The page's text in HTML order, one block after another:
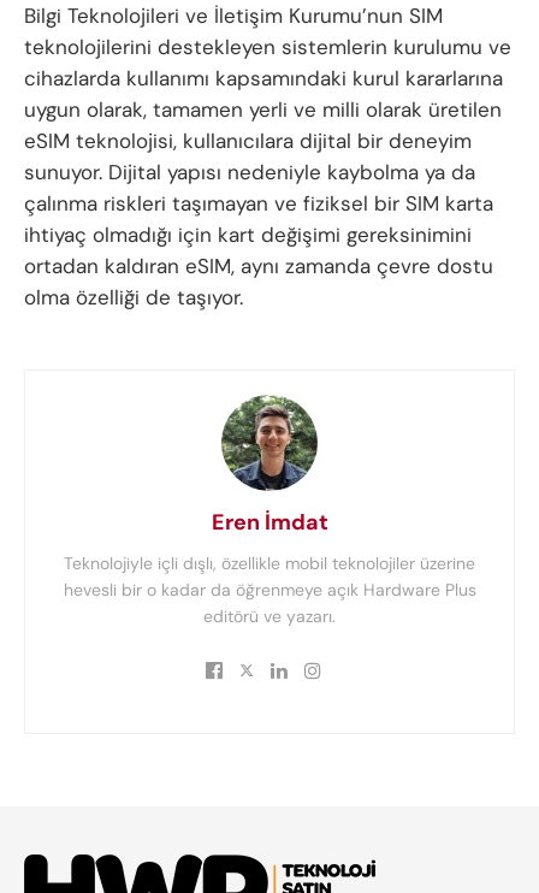
Bilgi Teknolojileri ve İletişim Kurumu’nun SIM
teknolojilerini destekleyen sistemlerin kurulumu ve
cihazlarda kullanımı kapsamındaki kurul kararlarına
uygun olarak, tamamen yerli ve milli olarak üretilen
eSIM teknolojisi, kullanıcılara dijital bir deneyim
sunuyor. Dijital yapısı nedeniyle kaybolma ya da
çalınma riskleri taşımayan ve fiziksel bir SIM karta
ihtiyaç olmadığı için kart değişimi gereksinimini
ortadan kaldıran eSIM, aynı zamanda çevre dostu
olma özelliği de taşıyor.
Eren İmdat
Teknolojiyle içli dışlı, özellikle mobil teknolojiler üzerine
hevesli bir o kadar da öğrenmeye açık Hardware Plus
editörü ve yazarı.